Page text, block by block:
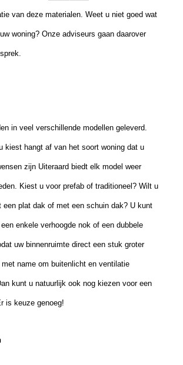
van deze materialen. Weet u niet goed wat
woning? Onze adviseurs gaan daarover
in veel verschillende modellen geleverd.
kiest hangt af van het soort woning dat u
zijn Uiteraard biedt elk model weer
Kiest u voor prefab of traditioneel? Wilt u
een plat dak of met een schuin dak? U kunt
enkele verhoogde nok of een dubbele
uw binnenruimte direct een stuk groter
name om buitenlicht en ventilatie
kunt u natuurlijk ook nog kiezen voor een
is keuze genoeg!